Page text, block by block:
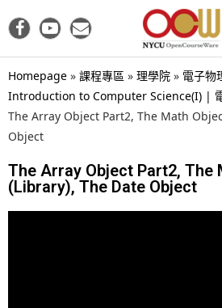
Homepage » 課程專區 » 理學院 » 電子物
Introduction to Computer Science(I) |
The Array Object Part2, The Math
Object
The Array Object Part2, The
(Library), The Date Object